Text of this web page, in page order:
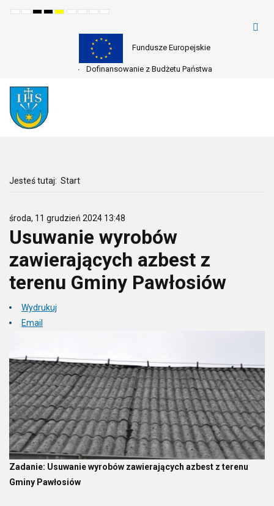
Default
NightHighHighHighSetSetMake
readable
Set
Fundusze Europejskie
Dofinansowanie z Budżetu Państwa
Jesteś tutaj: Start
środa, 11 grudzień 2024 13:48
Usuwanie wyrobów
zawierających azbest z
terenu Gminy Pawłosiów
Wydrukuj
Email
Zadanie: Usuwanie wyrobów zawierających azbest z terenu
Gminy Pawłosiów